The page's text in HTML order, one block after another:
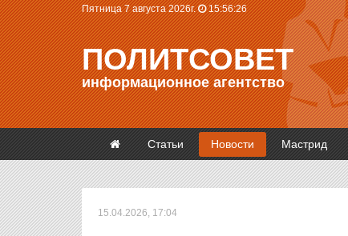
Пятница 7 августа 2026г. 15:56:26
ПОЛИТСОВЕТ
информационное агентство
Статьи Новости Мастрид
15.04.2026, 17:04